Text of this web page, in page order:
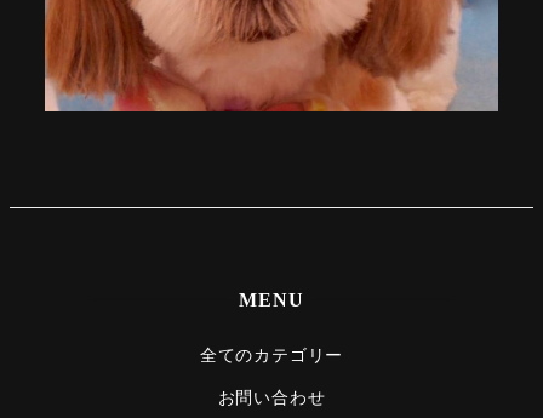
Karin
Mountain
MENU
全てのカテゴリー
お問い合わせ